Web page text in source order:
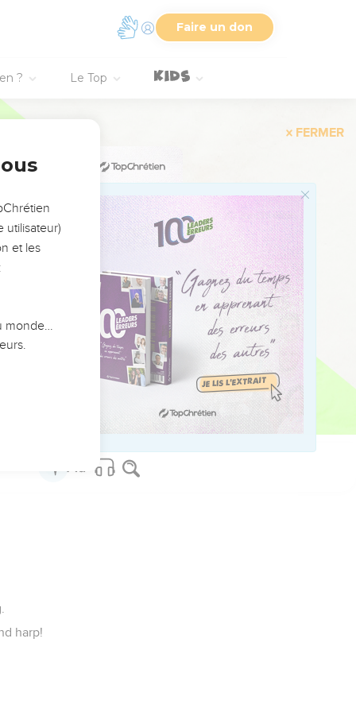
Faire un don
? Le Top
harp!
utilisateur)
et les
monde…